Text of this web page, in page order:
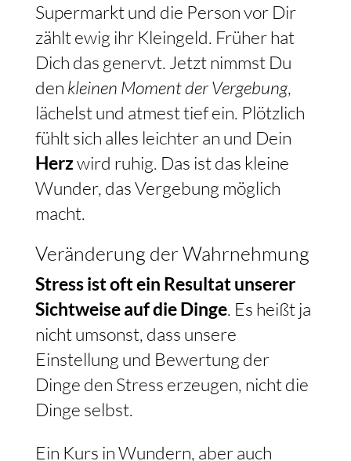
Supermarkt und die Person vor Dir
zählt ewig ihr Kleingeld. Früher hat
Dich das genervt. Jetzt nimmst Du
den kleinen Moment der Vergebung,
lächelst und atmest tief ein. Plötzlich
Herzwird ruhig. Das ist das kleine
Wunder, das Vergebung möglich
macht.
Veränderung der Wahrnehmung
Stress ist oft ein Resultat unserer
Sichtweise auf die Dinge. Es heißt ja
nicht umsonst, dass unsere
Einstellung und Bewertung der
Dinge den Stress erzeugen, nicht die
Dinge selbst.